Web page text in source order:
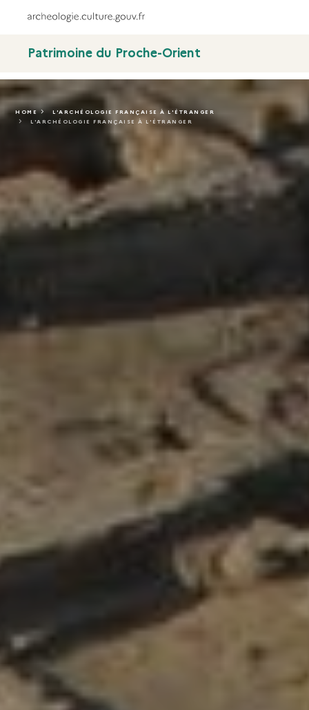
Patrimoine du Proche-Orient
HOME
L'ARCHÉOLOGIE FRANÇAISE À L'ÉTRANGER
L'ARCHÉOLOGIE FRANÇAISE À L'ÉTRANGER